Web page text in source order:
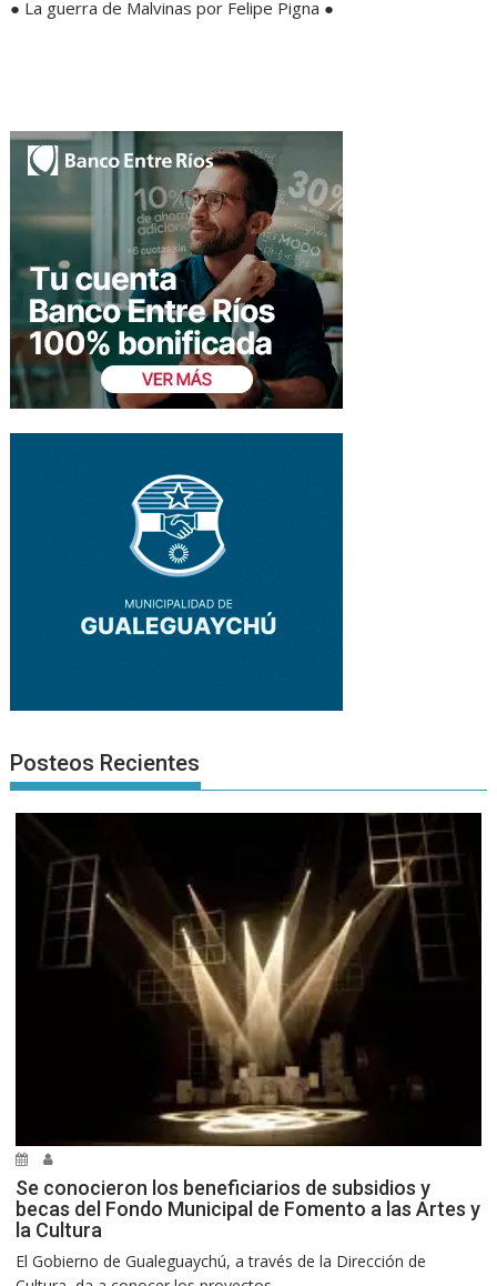
● La guerra de Malvinas por Felipe Pigna ●
Posteos Recientes
Se conocieron los beneficiarios de subsidios y
becas del Fondo Municipal de Fomento a las Artes y
la Cultura
El Gobierno de Gualeguaychú, a través de la Dirección de